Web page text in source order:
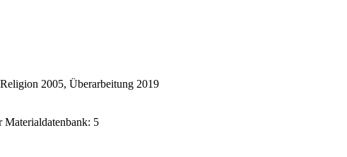
2005, Überarbeitung 2019
Materialdatenbank: 5